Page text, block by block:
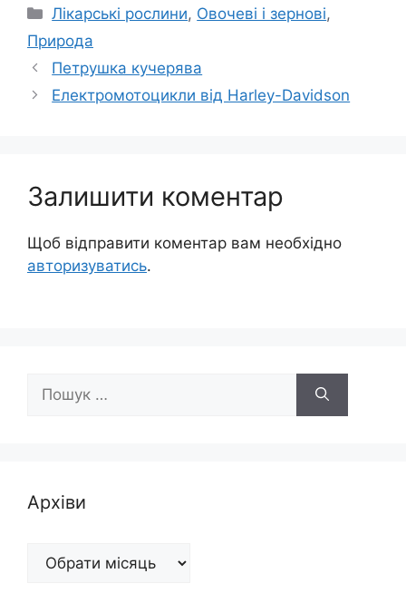
Категорії
Лікарські рослини, Овочеві і зернові,
Природа
Петрушка кучерява
Електромотоцикли від Harley-Davidson
Залишити коментар
Щоб відправити коментар вам необхідно
авторизуватись.
Архіви
Архіви